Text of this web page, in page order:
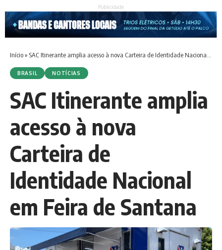
Publicidade
Início» SAC Itinerante amplia acesso à nova Carteira de Identidade Nacional em Feira de Santana
BRASIL NOTÍCIAS
SAC Itinerante amplia
acesso à nova
Carteira de
Identidade Nacional
em Feira de Santana